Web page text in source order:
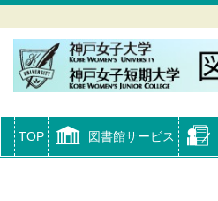
TOP 図書館サービス